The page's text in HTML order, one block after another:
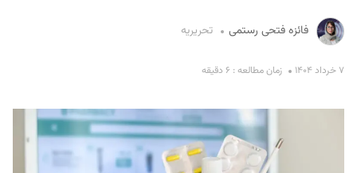
فائزه فتحی رستمی تحریریه
۷ خرداد ۱۴۰۴ زمان مطالعه : ۶ دقیقه